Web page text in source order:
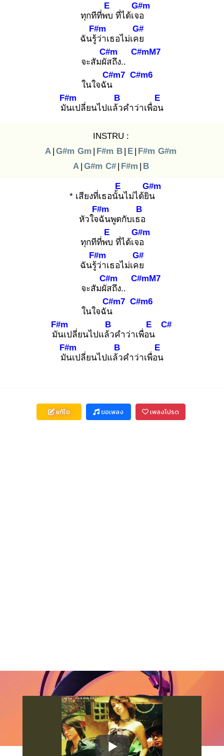
ทุกทีที่พบ
E
ที่ได้เจอ
G#m
ฉันรู้ว่
F#m
าเธอไม่เคย
G#
จะสัมผัส
C#m
ถึง..
C#mM7
ในใจฉัน
C#m7 C#m6
มัน
F#m
เปลี่ยนไปแล้ว
B
คำว่าเพื่อน
E
INSTRU :
A | G#m Gm | F#m B | E | F#m G#m
A | G#m C# | F#m | B
* เสียงที่เธอนั้น
E
ไม่ได้ยิน
G#m
หัวใจฉั
F#m
นพูดกับเธอ
B
ทุกทีที่พบ
E
ที่ได้เจอ
G#m
ฉันรู้ว่
F#m
าเธอไม่เคย
G#
จะสัมผัส
C#m
ถึง..
C#mM7
ในใจฉัน
C#m7 C#m6
มัน
F#m
เปลี่ยนไปแล้ว
B
คำว่าเพื่อน
E C#
มัน
F#m
เปลี่ยนไปแล้ว
B
คำว่าเพื่อน
E
แก้ไข ขอเพลง เพลงโปรด